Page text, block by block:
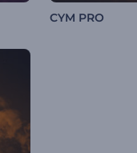
CYM PRO